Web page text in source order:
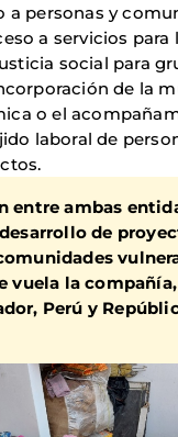
a personas y
a servicios para
social para
de la
o el
laboral de
entre ambas
de
vuela la
Perú y